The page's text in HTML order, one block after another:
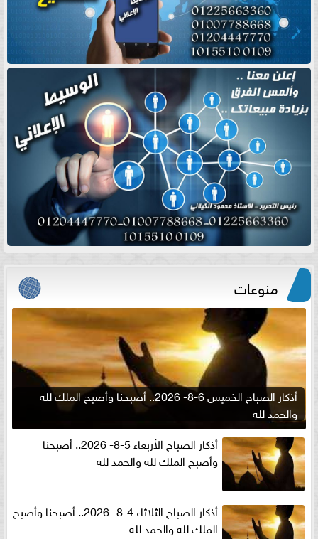
منوعات
أذكار الصباح الخميس 6-8- 2026.. أصبحنا وأصبح الملك لله
والحمد لله
أذكار الصباح الأربعاء 5-8- 2026.. أصبحنا
وأصبح الملك لله والحمد لله
أذكار الصباح الثلاثاء 4-8- 2026.. أصبحنا وأصبح
الملك لله والحمد لله